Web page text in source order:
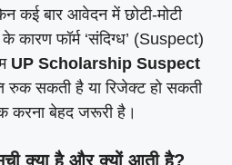
कई बार आवेदन में छोटी-मोटी
कारण फॉर्म ‘संदिग्ध’ (Suspect)
UP Scholarship Suspect
रुक सकती है या रिजेक्ट हो सकती
करना बेहद जरूरी है।
क्या है और क्यों आती है?